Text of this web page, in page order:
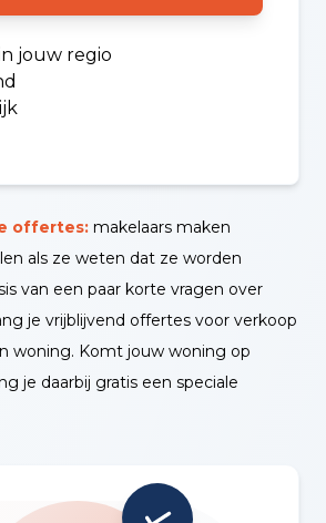
jouw regio
offertes: makelaars maken
als ze weten dat ze worden
van een paar korte vragen over
je vrijblijvend offertes voor verkoop
woning. Komt jouw woning op
je daarbij gratis een speciale